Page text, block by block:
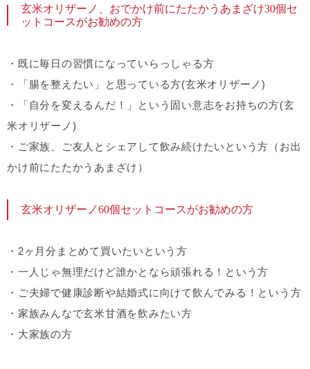
玄米オリザーノ、おでかけ前にたたかうあまざけ30個セ
ットコースがお勧めの方
・既に毎日の習慣になっていらっしゃる方
・「腸を整えたい」と思っている方(玄米オリザーノ)
・「自分を変えるんだ！」という固い意志をお持ちの方(玄
米オリザーノ)
・ご家族、ご友人とシェアして飲み続けたいという方（お出
かけ前にたたかうあまざけ）
玄米オリザーノ60個セットコースがお勧めの方
・2ヶ月分まとめて買いたいという方
・一人じゃ無理だけど誰かとなら頑張れる！という方
・ご夫婦で健康診断や結婚式に向けて飲んでみる！という方
・家族みんなで玄米甘酒を飲みたい方
・大家族の方